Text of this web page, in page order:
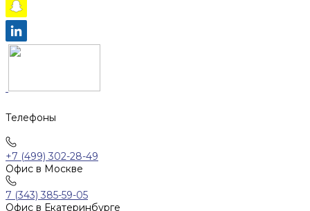
Телефоны
+7 (499) 302-28-49
Офис в Москве
7 (343) 385-59-05
Офис в Екатеринбурге